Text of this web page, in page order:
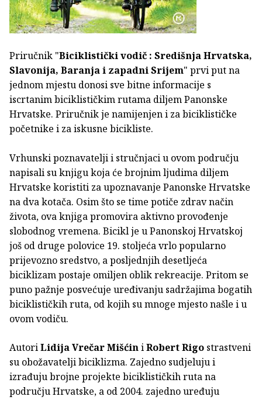
Priručnik "Biciklistički vodič : Središnja Hrvatska,
Slavonija, Baranja i zapadni Srijem" prvi put na
jednom mjestu donosi sve bitne informacije s
iscrtanim biciklističkim rutama diljem Panonske
Hrvatske. Priručnik je namijenjen i za biciklističke
početnike i za iskusne bicikliste.
Vrhunski poznavatelji i stručnjaci u ovom području
napisali su knjigu koja će brojnim ljudima diljem
Hrvatske koristiti za upoznavanje Panonske Hrvatske
na dva kotača. Osim što se time potiče zdrav način
života, ova knjiga promovira aktivno provođenje
slobodnog vremena. Bicikl je u Panonskoj Hrvatskoj
još od druge polovice 19. stoljeća vrlo popularno
prijevozno sredstvo, a posljednjih desetljeća
biciklizam postaje omiljen oblik rekreacije. Pritom se
puno pažnje posvećuje uređivanju sadržajima bogatih
biciklističkih ruta, od kojih su mnoge mjesto našle i u
ovom vodiču.
AutoriLidija Vrečar MišćiniRobert Rigo strastveni
su obožavatelji biciklizma. Zajedno sudjeluju i
izrađuju brojne projekte biciklističkih ruta na
području Hrvatske, a od 2004. zajedno uređuju